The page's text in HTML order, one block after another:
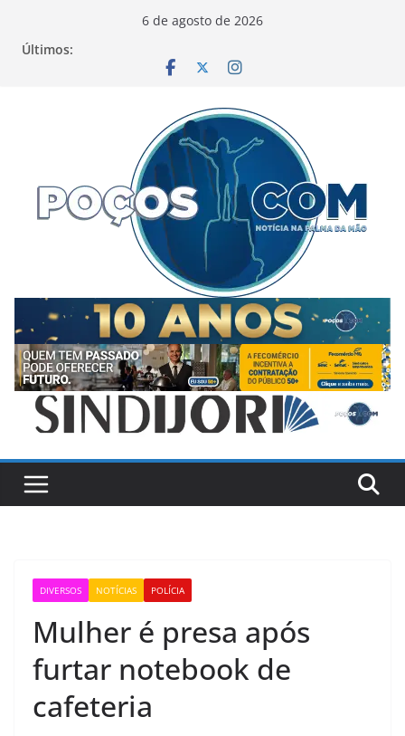
6 de agosto de 2026
Últimos:
DIVERSOS NOTÍCIAS POLÍCIA
Mulher é presa após
furtar notebook de
cafeteria